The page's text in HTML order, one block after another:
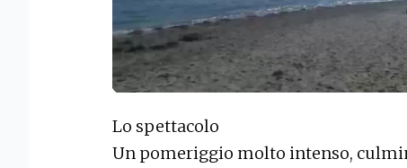
Lo spettacolo
Un pomeriggio molto intenso,